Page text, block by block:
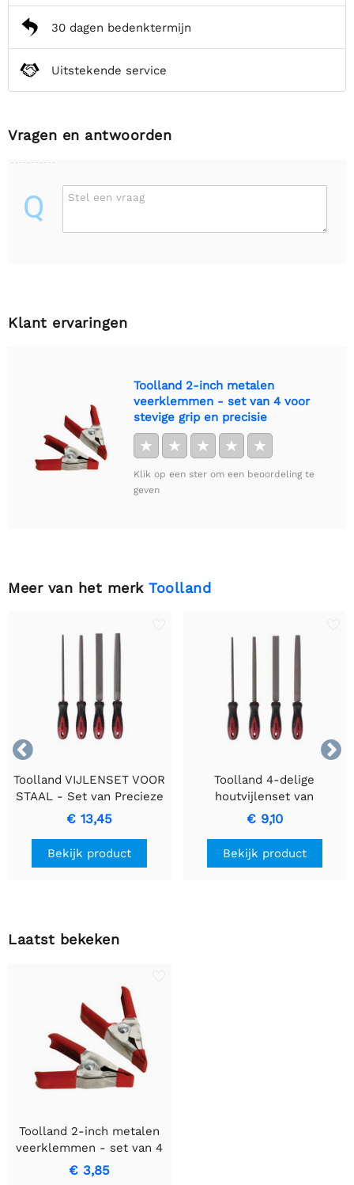
30 dagen bedenktermijn
Uitstekende service
Vragen en antwoorden
Q Stel een vraag
Klant ervaringen
Toolland 2-inch metalen
veerklemmen - set van 4 voor
stevige grip en precisie
★ ★ ★ ★ ★
Klik op een ster om een beoordeling te
geven
Meer van het merk Toolland


Toolland VIJLENSET VOOR
STAAL - Set van Precieze
Metaalbewerkingsvijlen
€ 13,45
Bekijk product
Toolland 4-delige
houtvijlenset van
hoogwaardig koolstofstaal
- 20 cm
€ 9,10
Bekijk product
Laatst bekeken
Toolland 2-inch metalen
veerklemmen - set van 4
voor stevige grip en
precisie
€ 3,85